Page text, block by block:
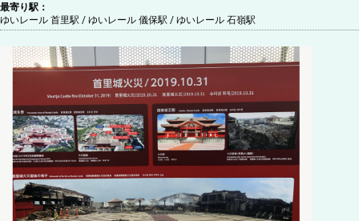
最寄り駅：
ゆいレール 首里駅 / ゆいレール 儀保駅 / ゆいレール 石嶺駅